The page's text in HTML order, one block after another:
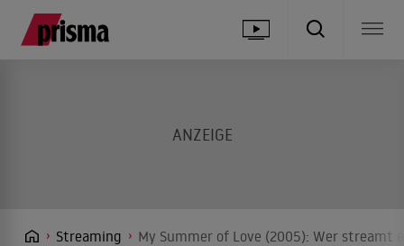
Streaming My Summer of Love (2005): Wer streamt